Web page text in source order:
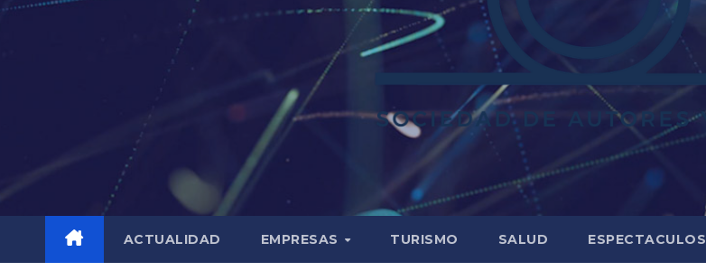
ACTUALIDAD EMPRESAS TURISMO SALUD ESPECTACULOS